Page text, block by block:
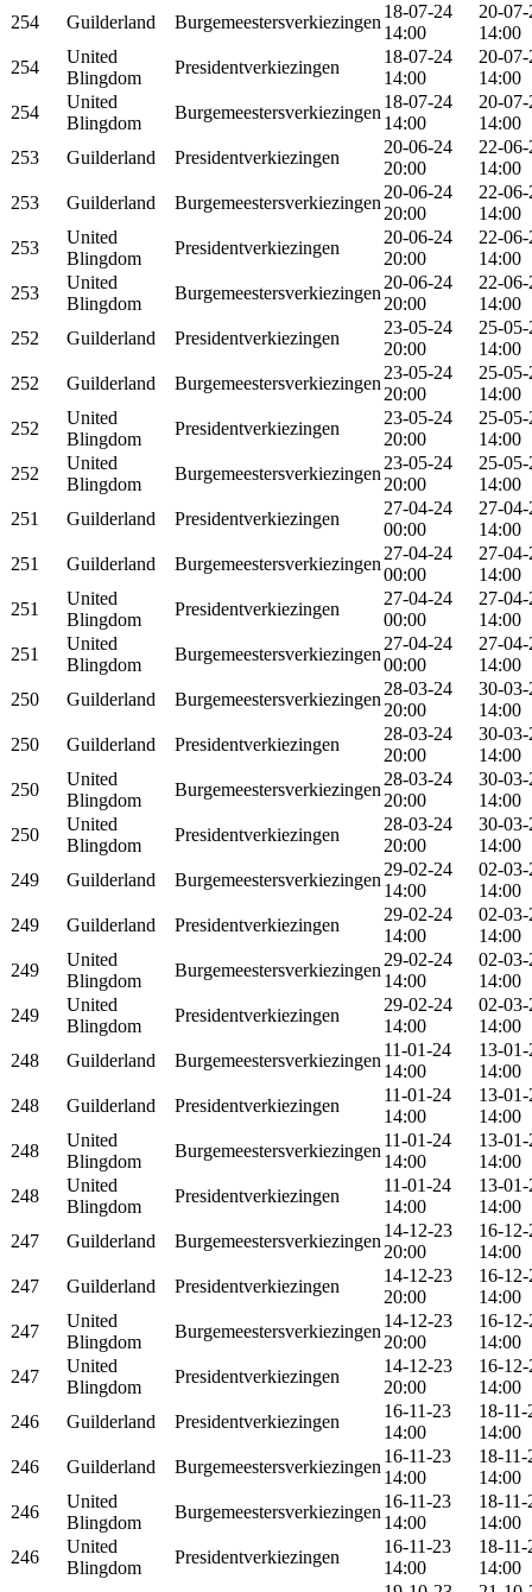
254
Guilderland Burgemeestersverkiezingen
18-07-24
14:00
20-07-
14:00
254
United
Blingdom
Presidentverkiezingen
18-07-24
14:00
20-07-
14:00
254
United
Blingdom
Burgemeestersverkiezingen
18-07-24
14:00
20-07-
14:00
253
Guilderland Presidentverkiezingen
20-06-24
20:00
22-06-
14:00
253
Guilderland Burgemeestersverkiezingen
20-06-24
20:00
22-06-
14:00
253
United
Blingdom
Presidentverkiezingen
20-06-24
20:00
22-06-
14:00
253
United
Blingdom
Burgemeestersverkiezingen
20-06-24
20:00
22-06-
14:00
252
Guilderland Presidentverkiezingen
23-05-24
20:00
25-05-
14:00
252
Guilderland Burgemeestersverkiezingen
23-05-24
20:00
25-05-
14:00
252
United
Blingdom
Presidentverkiezingen
23-05-24
20:00
25-05-
14:00
252
United
Blingdom
Burgemeestersverkiezingen
23-05-24
20:00
25-05-
14:00
251
Guilderland Presidentverkiezingen
27-04-24
00:00
27-04-
14:00
251
Guilderland Burgemeestersverkiezingen
27-04-24
00:00
27-04-
14:00
251
United
Blingdom
Presidentverkiezingen
27-04-24
00:00
27-04-
14:00
251
United
Blingdom
Burgemeestersverkiezingen
27-04-24
00:00
27-04-
14:00
250
Guilderland Burgemeestersverkiezingen
28-03-24
20:00
30-03-
14:00
250
Guilderland Presidentverkiezingen
28-03-24
20:00
30-03-
14:00
250
United
Blingdom
Burgemeestersverkiezingen
28-03-24
20:00
30-03-
14:00
250
United
Blingdom
Presidentverkiezingen
28-03-24
20:00
30-03-
14:00
249
Guilderland Burgemeestersverkiezingen
29-02-24
14:00
02-03-
14:00
249
Guilderland Presidentverkiezingen
29-02-24
14:00
02-03-
14:00
249
United
Blingdom
Burgemeestersverkiezingen
29-02-24
14:00
02-03-
14:00
249
United
Blingdom
Presidentverkiezingen
29-02-24
14:00
02-03-
14:00
248
Guilderland Burgemeestersverkiezingen
11-01-24
14:00
13-01-
14:00
248
Guilderland Presidentverkiezingen
11-01-24
14:00
13-01-
14:00
248
United
Blingdom
Burgemeestersverkiezingen
11-01-24
14:00
13-01-
14:00
248
United
Blingdom
Presidentverkiezingen
11-01-24
14:00
13-01-
14:00
247
Guilderland Burgemeestersverkiezingen
14-12-23
20:00
16-12-
14:00
247
Guilderland Presidentverkiezingen
14-12-23
20:00
16-12-
14:00
247
United
Blingdom
Burgemeestersverkiezingen
14-12-23
20:00
16-12-
14:00
247
United
Blingdom
Presidentverkiezingen
14-12-23
20:00
16-12-
14:00
246
Guilderland Presidentverkiezingen
16-11-23
14:00
18-11-
14:00
246
Guilderland Burgemeestersverkiezingen
16-11-23
14:00
18-11-
14:00
246
United
Blingdom
Burgemeestersverkiezingen
16-11-23
14:00
18-11-
14:00
246
United
Blingdom
Presidentverkiezingen
16-11-23
14:00
18-11-
14:00